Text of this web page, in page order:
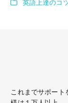
英語上達のコ
これまでサポート